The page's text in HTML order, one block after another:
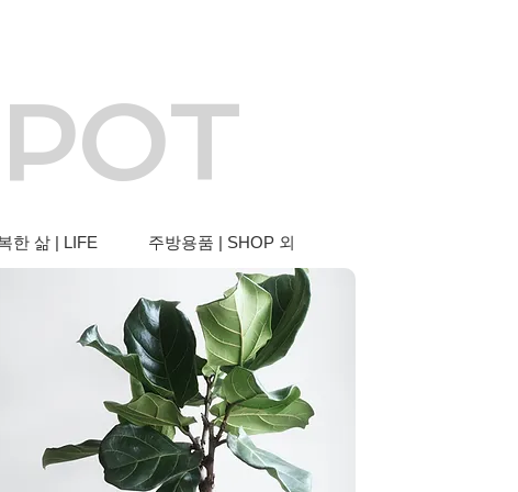
한 삶 | LIFE 주방용품 | SHOP 외